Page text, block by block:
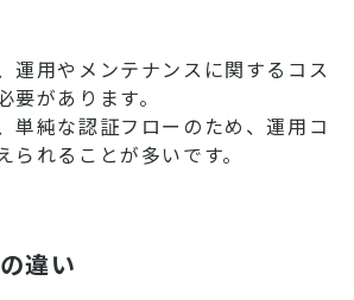
運用やメンテナンスに関するコス
要があります。
単純な認証フローのため、運用コ
られることが多いです。
違い